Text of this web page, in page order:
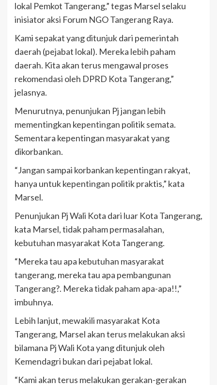
lokal Pemkot Tangerang,” tegas Marsel selaku
inisiator aksi Forum NGO Tangerang Raya.
Kami sepakat yang ditunjuk dari pemerintah
daerah (pejabat lokal). Mereka lebih paham
daerah. Kita akan terus mengawal proses
rekomendasi oleh DPRD Kota Tangerang,”
jelasnya.
Menurutnya, penunjukan Pj jangan lebih
mementingkan kepentingan politik semata.
Sementara kepentingan masyarakat yang
dikorbankan.
“Jangan sampai korbankan kepentingan rakyat,
hanya untuk kepentingan politik praktis,” kata
Marsel.
Penunjukan Pj Wali Kota dari luar Kota Tangerang,
kata Marsel, tidak paham permasalahan,
kebutuhan masyarakat Kota Tangerang.
“Mereka tau apa kebutuhan masyarakat
tangerang, mereka tau apa pembangunan
Tangerang?. Mereka tidak paham apa-apa!!,”
imbuhnya.
Lebih lanjut, mewakili masyarakat Kota
Tangerang, Marsel akan terus melakukan aksi
bilamana Pj Wali Kota yang ditunjuk oleh
Kemendagri bukan dari pejabat lokal.
“Kami akan terus melakukan gerakan-gerakan